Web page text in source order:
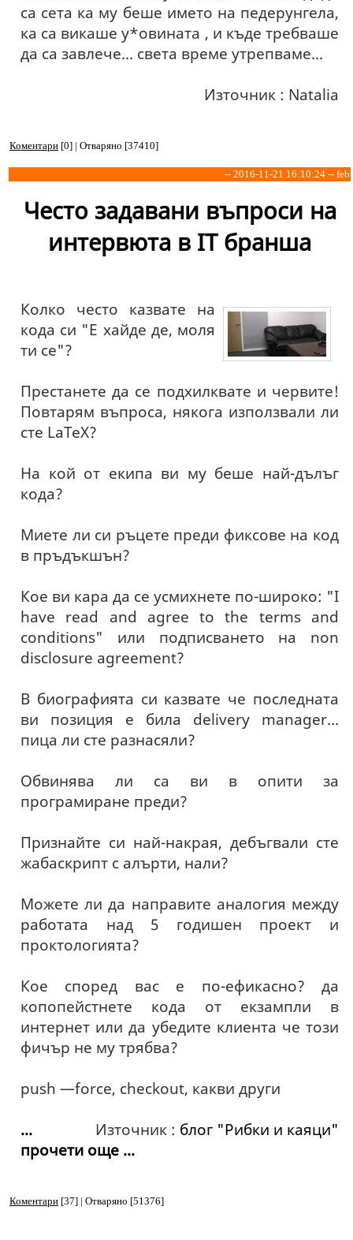
са сета ка му беше името на педерунгела,
ка са викаше у*овината , и къде требваше
да са завлече... света време утрепваме...
Източник : Natalia
Коментари [0] | Отваряно [37410]
-- 2016-11-21 16:10:24 -- feb
Често задавани въпроси на
интервюта в IT бранша
Колко често казвате на
кода си "Е хайде де, моля
ти се"?
Престанете да се подхилквате и червите!
Повтарям въпроса, някога използвали ли
сте LaTeX?
На кой от екипа ви му беше най-дълъг
кода?
Миете ли си ръцете преди фиксове на код
в пръдъкшън?
Кое ви кара да се усмихнете по-широко: "I
have read and agree to the terms and
conditions" или подписването на non
disclosure agreement?
В биографията си казвате че последната
ви позиция е била delivery manager...
пица ли сте разнасяли?
Обвинява ли са ви в опити за
програмиране преди?
Признайте си най-накрая, дебъгвали сте
жабаскрипт с алърти, нали?
Можете ли да направите аналогия между
работата над 5 годишен проект и
проктологията?
Кое според вас е по-ефикасно? да
копопейстнете кода от екзампли в
интернет или да убедите клиента че този
фичър не му трябва?
push —force, checkout, какви други
Източник : блог "Рибки и каяци"
...
прочети още ...
Коментари [37] | Отваряно [51376]